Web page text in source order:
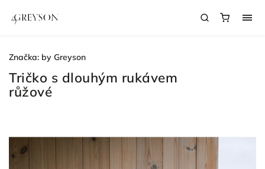
Tričko s dlouhým rukávem
růžové
Značka: by Greyson